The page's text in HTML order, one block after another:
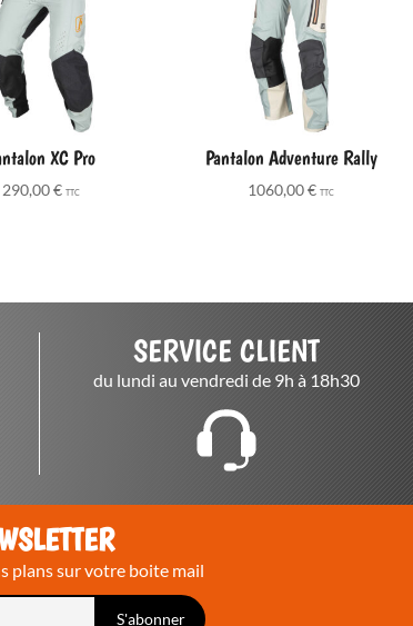
XC Pro
290,00€ TTC
Pantalon Adventure Rally
1060,00€ TTC
SERVICE CLIENT
du lundi au vendredi de 9h à 18h30
plans sur votre boite mail